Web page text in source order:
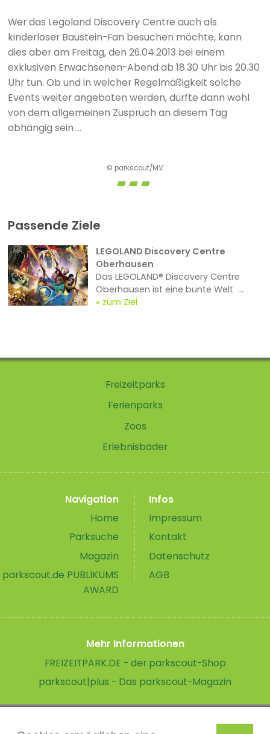
Wer das Legoland Discovery Centre auch als
kinderloser Baustein-Fan besuchen möchte, kann
dies aber am Freitag, den 26.04.2013 bei einem
exklusiven Erwachsenen-Abend ab 18.30 Uhr bis 20.30
Uhr tun. Ob und in welcher Regelmäßigkeit solche
Events weiter angeboten werden, dürfte dann wohl
von dem allgemeinen Zuspruch an diesem Tag
abhängig sein ...
© parkscout/MV
Passende Ziele
LEGOLAND Discovery Centre
Oberhausen
Das LEGOLAND® Discovery Centre
Oberhausen ist eine bunte Welt ...
zum Ziel
Freizeitparks
Ferienparks
Zoos
Erlebnisbäder
Navigation
Home
Parksuche
Magazin
parkscout.de PUBLIKUMS
AWARD
Infos
Impressum
Kontakt
Datenschutz
AGB
Mehr Informationen
FREIZEITPARK.DE - der parkscout-Shop
parkscout|plus - Das parkscout-Magazin